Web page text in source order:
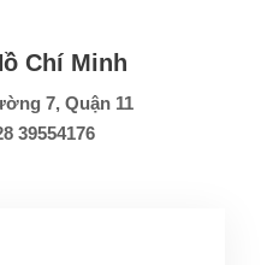
Chí Minh
7, Quận 11
39554176